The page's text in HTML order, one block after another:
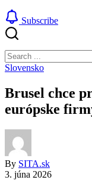
Subscribe
Search
Slovensko
Brusel chce
európske
By SITA.sk
3. júna 2026